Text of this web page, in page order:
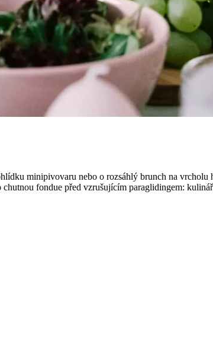
minipivovaru nebo o rozsáhlý brunch na
fondue před vzrušujícím paraglidingem: